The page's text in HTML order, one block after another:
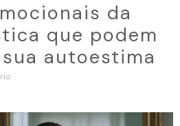
da
que podem
autoestima